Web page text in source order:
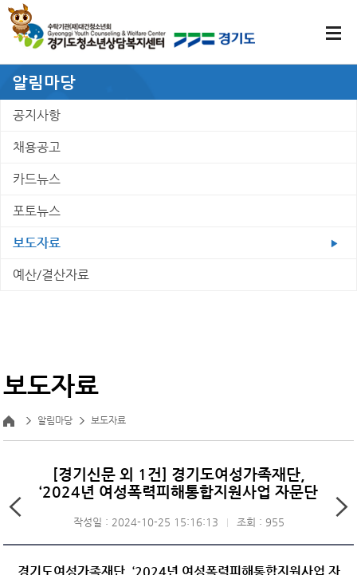
알림마당
공지사항
채용공고
카드뉴스
포토뉴스
보도자료
예산/결산자료
보도자료
알림마당 보도자료
[경기신문 외 1건] 경기도여성가족재단,
‘2024년 여성폭력피해통합지원사업 자문단
작성일 : 2024-10-25 15:16:13 조회 : 955
경기도여성가족재단, ‘2024년 여성폭력피해통합지원사업 자